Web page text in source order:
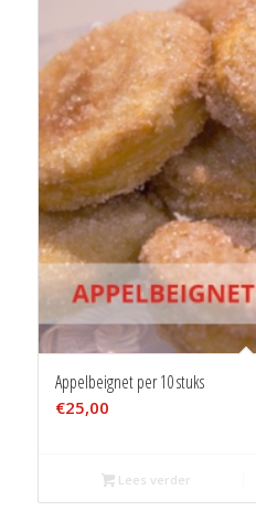
Appelbeignet per 10 stuks
€25,00
Lees verder